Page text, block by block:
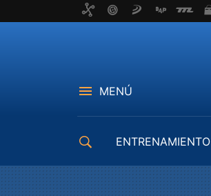
MENÚ
ENTRENAMIENTO